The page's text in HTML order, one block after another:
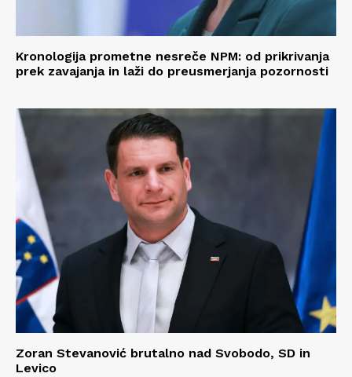
Kronologija prometne nesreče NPM: od prikrivanja
prek zavajanja in laži do preusmerjanja pozornosti
Zoran Stevanović brutalno nad Svobodo, SD in
Levico